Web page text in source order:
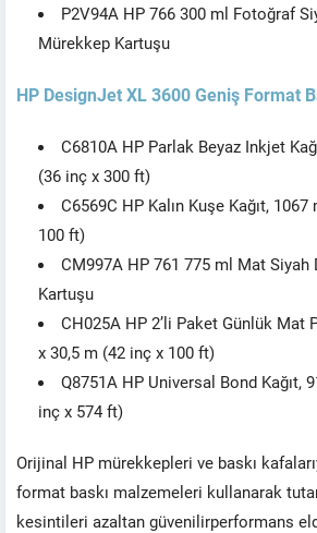
P2V94A HP 766 300 ml Fotoğraf
Mürekkep Kartuşu
HP DesignJet XL 3600 Geniş Format
C6810A HP Parlak Beyaz Inkjet
(36 inç x 300 ft)
C6569C HP Kalın Kuşe Kağıt,
100 ft)
CM997A HP 761 775 ml Mat
Kartuşu
CH025A HP 2’li Paket Günlük Mat
x 30,5 m (42 inç x 100 ft)
Q8751A HP Universal Bond Kağıt,
inç x 574 ft)
Orijinal HP mürekkepleri ve baskı
format baskı malzemeleri kullanarak
kesintileri azaltan güvenilirperformans